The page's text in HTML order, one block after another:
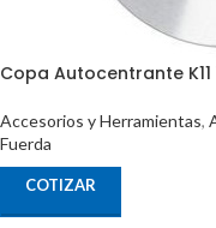
Copa Autocentrante K11
Accesorios y Herramientas,
Fuerda
COTIZAR